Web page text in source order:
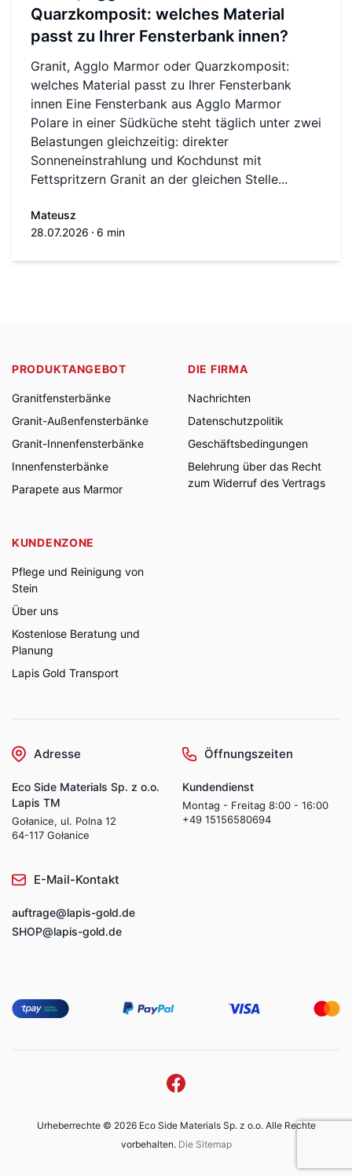
Quarzkomposit: welches Material
passt zu Ihrer Fensterbank innen?
Granit, Agglo Marmor oder Quarzkomposit:
welches Material passt zu Ihrer Fensterbank
innen Eine Fensterbank aus Agglo Marmor
Polare in einer Südküche steht täglich unter zwei
Belastungen gleichzeitig: direkter
Sonneneinstrahlung und Kochdunst mit
Fettspritzern Granit an der gleichen Stelle...
Mateusz
28.07.2026
6 min
PRODUKTANGEBOT
Granitfensterbänke
Granit-Außenfensterbänke
Granit-Innenfensterbänke
Innenfensterbänke
Parapete aus Marmor
DIE FIRMA
Nachrichten
Datenschutzpolitik
Geschäftsbedingungen
Belehrung über das Recht
zum Widerruf des Vertrags
KUNDENZONE
Pflege und Reinigung von
Stein
Über uns
Kostenlose Beratung und
Planung
Lapis Gold Transport
Adresse
Eco Side Materials Sp. z o.o.
Lapis TM
Gołanice, ul. Polna 12
64-117 Gołanice
Öffnungszeiten
Kundendienst
Montag - Freitag 8:00 - 16:00
+49 15156580694
E-Mail-Kontakt
auftrage@lapis-gold.de
SHOP@lapis-gold.de
Urheberrechte © 2026 Eco Side Materials Sp. z o.o. Alle Rechte
vorbehalten. Die Sitemap